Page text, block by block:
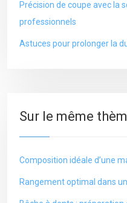
Précision de coupe avec la
professionnels
Astuces pour prolonger la
Sur le même
Composition idéale d’une
Rangement optimal dans